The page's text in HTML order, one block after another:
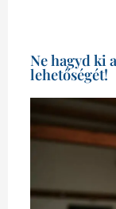
Ne hagyd ki
lehetőségét!